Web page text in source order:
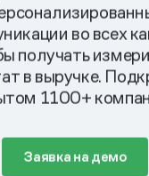
во всех
получать
в выручке.
1100+
Заявка на демо